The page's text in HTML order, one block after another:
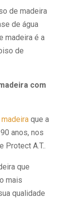
de madeira
de água
madeira é a
de
com
que a
anos, nos
Protect A.T..
que
mais
qualidade